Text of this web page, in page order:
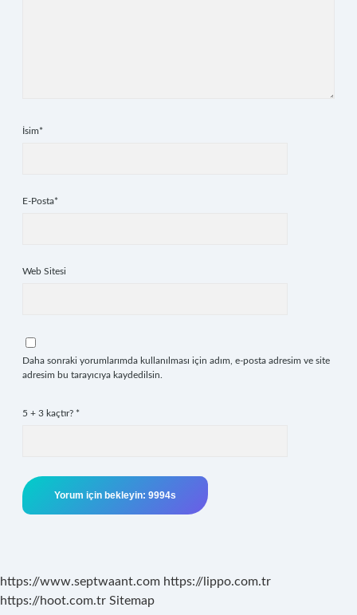
İsim*
E-Posta*
Web Sitesi
Daha sonraki yorumlarımda kullanılması için adım, e-posta adresim ve site
adresim bu tarayıcıya kaydedilsin.
5 + 3 kaçtır? *
https://www.septwaant.com https://lippo.com.tr
https://hoot.com.tr Sitemap